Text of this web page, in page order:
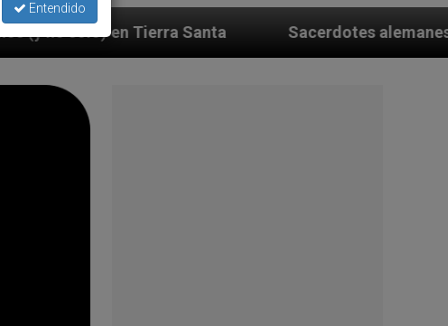
Sacerdotes alemanes fieles al Papa
Entendido